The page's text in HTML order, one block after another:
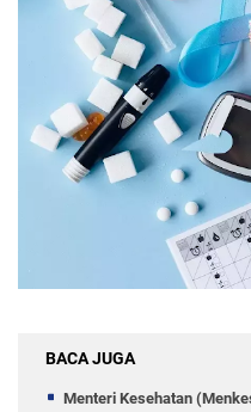
BACA JUGA
Menteri Kesehatan